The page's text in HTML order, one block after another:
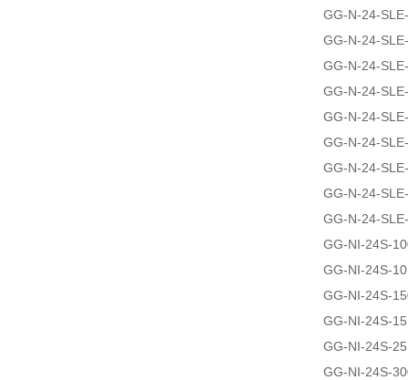
GG-N-24-
GG-N-24-
GG-N-24-
GG-N-24-
GG-N-24-
GG-N-24-
GG-N-24-
GG-N-24-
GG-N-24-
GG-NI-24S-
GG-NI-24S-
GG-NI-24S-
GG-NI-24S-
GG-NI-24S-
GG-NI-24S-